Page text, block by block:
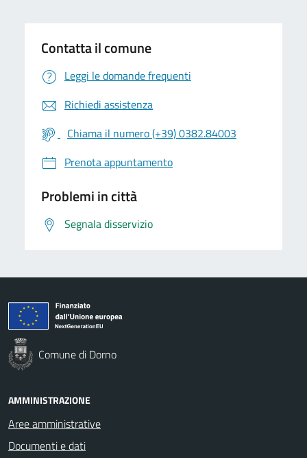
Contatta il comune
Leggi le domande frequenti
Richiedi assistenza
Chiama il numero (+39) 0382.84003
Prenota appuntamento
Problemi in città
Segnala disservizio
Comune di Dorno
AMMINISTRAZIONE
Aree amministrative
Documenti e dati